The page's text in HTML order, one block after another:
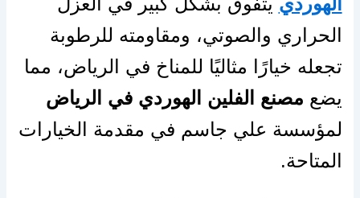
الحراري والصوتي، ومقاومته للرطوبة
تجعله خيارًا مثاليًا للمناخ في الرياض، مما
يضع مصنع الفلين الهوردي في الرياض
لمؤسسة علي جاسم في مقدمة الخيارات
المتاحة.